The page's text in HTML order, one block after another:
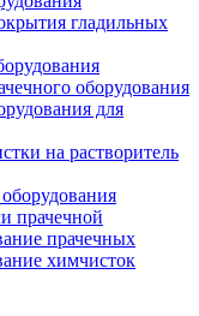
гладильных
оборудования
для
на растворитель
прачечной
прачечных
химчисток